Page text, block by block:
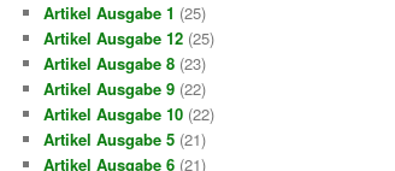
Artikel Ausgabe 1 (25)
Artikel Ausgabe 12(25)
Artikel Ausgabe 8(23)
Artikel Ausgabe 9(22)
Artikel Ausgabe 10(22)
Artikel Ausgabe 5(21)
Artikel Ausgabe 6(21)